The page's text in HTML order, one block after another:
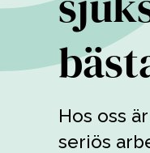
Hos oss
seriös
och